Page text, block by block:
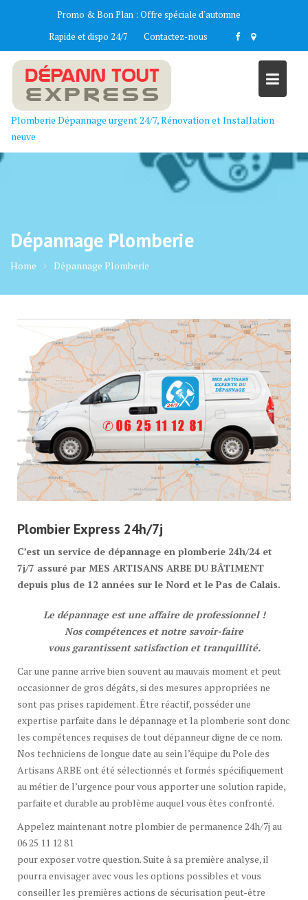
Promo & Bon Plan : Offre spéciale d'automne
Rapide et dispo 24/7
Contactez-nous
Plomberie Dépannage urgent 24/7, Rénovation et Installation
neuve
Dépannage Plomberie
Home Dépannage Plomberie
Plombier Express 24h/7j
C’est un service de dépannage en plomberie 24h/24 et
7j/7 assuré par MES ARTISANS ARBE DU BÂTIMENT
depuis plus de 12 années sur le Nord et le Pas de Calais.
Le dépannage est une affaire de professionnel !
Nos compétences et notre savoir-faire
vous garantissent satisfaction et tranquillité.
Car une panne arrive bien souvent au mauvais moment et peut
occasionner de gros dégâts, si des mesures appropriées ne
sont pas prises rapidement. Être réactif, posséder une
expertise parfaite dans le dépannage et la plomberie sont donc
les compétences requises de tout dépanneur digne de ce nom.
Nos techniciens de longue date au sein l’équipe du Pole des
Artisans ARBE ont été sélectionnés et formés spécifiquement
au métier de l’urgence pour vous apporter une solution rapide,
parfaite et durable au problème auquel vous êtes confronté.
Appelez maintenant notre plombier de permanence 24h/7j au
06 25 11 12 81
pour exposer votre question. Suite à sa première analyse, il
pourra envisager avec vous les options possibles et vous
conseiller les premières actions de sécurisation peut-être